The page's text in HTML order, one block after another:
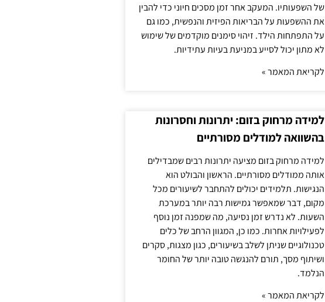
של השפעותיו. המעקב אחר זמן מסכים חיוני כדי להבין
את ההשפעות על הבריאות הפיזית והנפשית, כמו גם
על התפתחות הילד. זיהוי סימנים מוקדמים של שימוש
לא מתון יכול לסייע במניעת בעיות עתידיות.
לקריאת המאמר »
למידה מרחוק בזום: יתרונות וחסרונות
בהשוואה למודלים מסורתיים
למידה מרחוק בזום מציעה יתרונות רבים שמבדילים
אותה ממודלים מסורתיים. הראשון והבולט הוא
הנגישות. תלמידים יכולים להתחבר לשיעורים מכל
מקום, דבר שמאפשר גמישות רבה יותר במערכת
השעות. לא נדרש זמן נסיעה, מה שמפנה זמן נוסף
לפעילויות אחרות. כמו כן, המגוון הרחב של כלים
טכנולוגיים שניתן לשלב בשיעורים, כגון מצגות, סקרים
ושיתוף מסך, תורם להנגשה טובה יותר של החומר
הנלמד.
לקריאת המאמר »